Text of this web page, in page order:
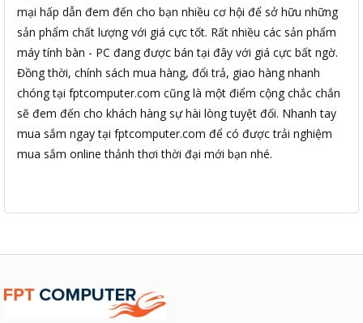
mại hấp dẫn đem đến cho bạn nhiều cơ hội để sở hữu những
sản phẩm chất lượng với giá cực tốt. Rất nhiều các sản phẩm
máy tính bàn - PC đang được bán tại đây với giá cực bất ngờ.
Đồng thời, chính sách mua hàng, đổi trả, giao hàng nhanh
chóng tại fptcomputer.com cũng là một điểm cộng chắc chắn
sẽ đem đến cho khách hàng sự hài lòng tuyệt đối. Nhanh tay
mua sắm ngay tại fptcomputer.com để có được trải nghiệm
mua sắm online thảnh thơi thời đại mới bạn nhé.